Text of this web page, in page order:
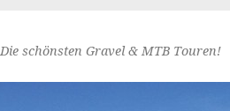
Die schönsten Gravel & MTB Touren!